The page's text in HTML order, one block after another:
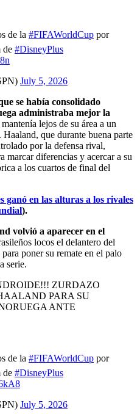
de la #FIFAWorldCup por
de #DisneyPlus
July 5, 2026
se había consolidado
administraba mejor la
lejos de su área a un
que durante buena parte
por la defensa rival,
marcar diferencias y acercar a su
a los cuartos de final del
ganó en las alturas a los rivales
).
volvió a aparecer en el
locos el delantero del
poner su remate en el palo
serie.
ZURDAZO
PARA SU
ANTE
de la #FIFAWorldCup por
de #DisneyPlus
July 5, 2026